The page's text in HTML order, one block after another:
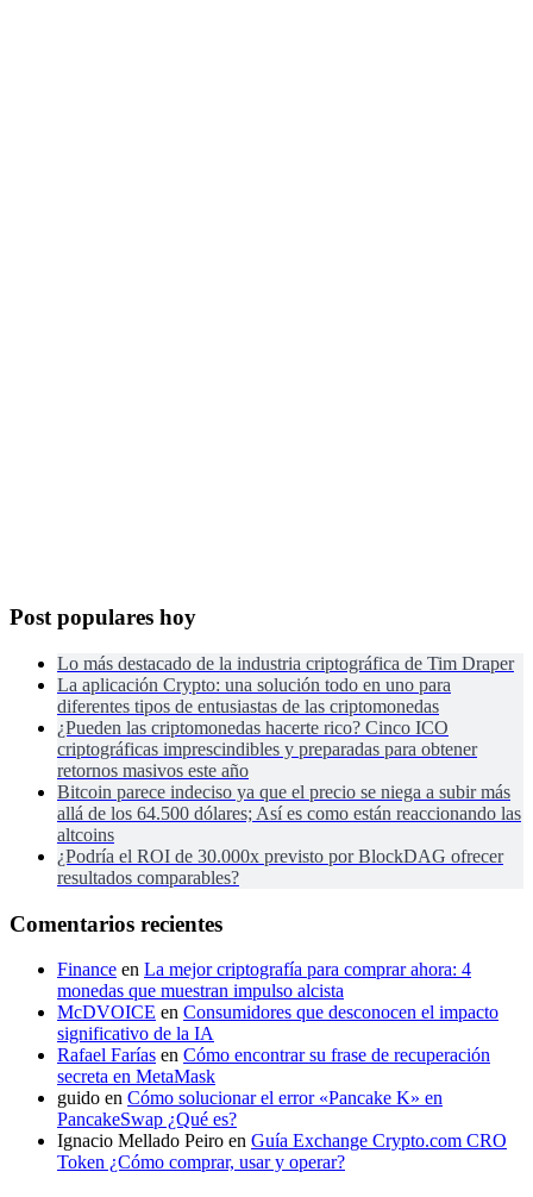
Post populares hoy
Lo más destacado de la industria criptográfica de Tim Draper
La aplicación Crypto: una solución todo en uno para
diferentes tipos de entusiastas de las criptomonedas
¿Pueden las criptomonedas hacerte rico? Cinco ICO
criptográficas imprescindibles y preparadas para obtener
retornos masivos este año
Bitcoin parece indeciso ya que el precio se niega a subir más
allá de los 64.500 dólares; Así es como están reaccionando las
altcoins
¿Podría el ROI de 30.000x previsto por BlockDAG ofrecer
resultados comparables?
Comentarios recientes
Finance en La mejor criptografía para comprar ahora: 4
monedas que muestran impulso alcista
McDVOICE en Consumidores que desconocen el impacto
significativo de la IA
Rafael Farías en Cómo encontrar su frase de recuperación
secreta en MetaMask
guido en Cómo solucionar el error «Pancake K» en
PancakeSwap ¿Qué es?
Ignacio Mellado Peiro en Guía Exchange Crypto.com CRO
Token ¿Cómo comprar, usar y operar?